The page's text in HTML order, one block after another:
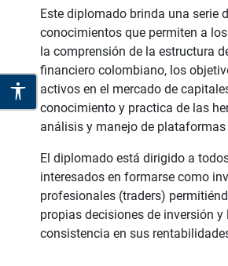
Este diplomado brinda una serie
conocimientos que permiten a
la comprensión de la estructura
financiero colombiano, los
activos en el mercado de
conocimiento y practica de las
análisis y manejo de plataformas
El diplomado está dirigido a
interesados en formarse como
profesionales (traders)
propias decisiones de inversión y
consistencia en sus